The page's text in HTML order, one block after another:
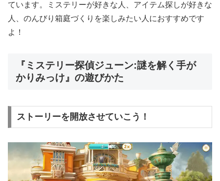
ています。ミステリーが好きな人、アイテム探しが好きな
人、のんびり箱庭づくりを楽しみたい人におすすめです
よ！
『ミステリー探偵ジューン:謎を解く手が
かりみっけ』の遊びかた
ストーリーを開放させていこう！